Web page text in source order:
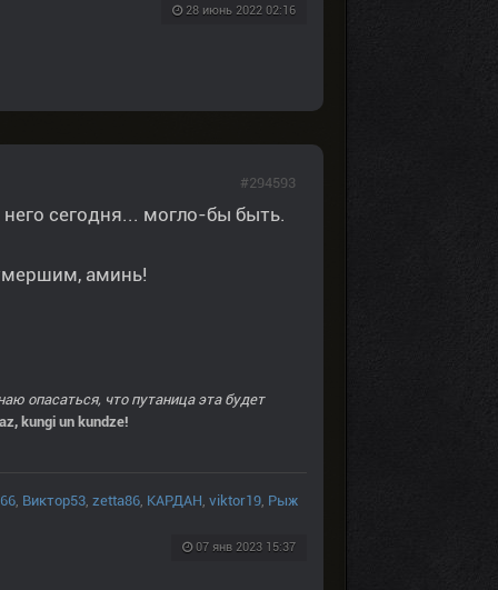
28 июнь 2022 02:16
сегодня... могло-бы быть.
аминь!
опасаться, что путаница эта будет
kungi un kundze!
, Виктор53, zetta86, КАРДАН, viktor19, Рыж
07 янв 2023 15:37
#294593